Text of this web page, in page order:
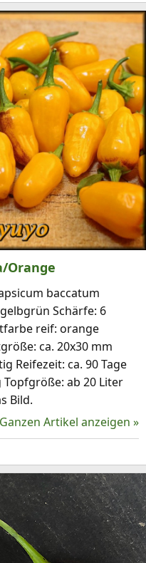
Orange
baccatum
Schärfe: 6
reif: orange
ca. 20x30 mm
Reifezeit: ca. 90 Tage
Topfgröße: ab 20 Liter
Bild.
Ganzen Artikel anzeigen »